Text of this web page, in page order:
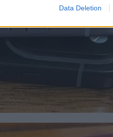
Data Deletion